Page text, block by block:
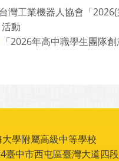
台灣工業機器人協會「
動
「2026年高中職學生團隊
學附屬高級中等學校
臺中市西屯區臺灣大道四